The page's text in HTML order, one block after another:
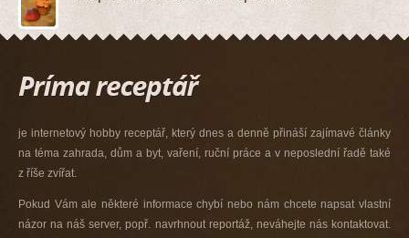
je internetový hobby receptář, který dnes a denně přináší zajímavé články
na téma zahrada, dům a byt, vaření, ruční práce a v neposlední řadě také
z říše zvířat.
Pokud Vám ale některé informace chybí nebo nám chcete napsat vlastní
názor na náš server, popř. navrhnout reportáž, neváhejte nás kontaktovat.